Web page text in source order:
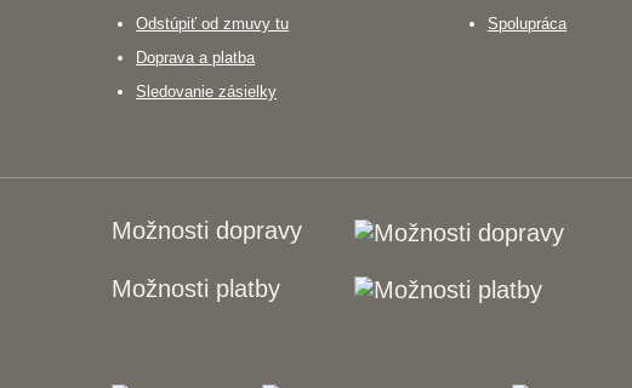
Odstúpiť od zmuvy tu
Doprava a platba
Sledovanie zásielky
Spolupráca
Možnosti dopravy
Možnosti platby